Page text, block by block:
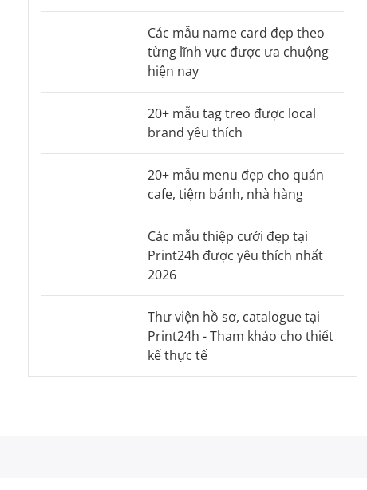
Các mẫu name card đẹp theo
từng lĩnh vực được ưa chuộng
hiện nay
20+ mẫu tag treo được local
brand yêu thích
20+ mẫu menu đẹp cho quán
cafe, tiệm bánh, nhà hàng
Các mẫu thiệp cưới đẹp tại
Print24h được yêu thích nhất
2026
Thư viện hồ sơ, catalogue tại
Print24h - Tham khảo cho thiết
kế thực tế